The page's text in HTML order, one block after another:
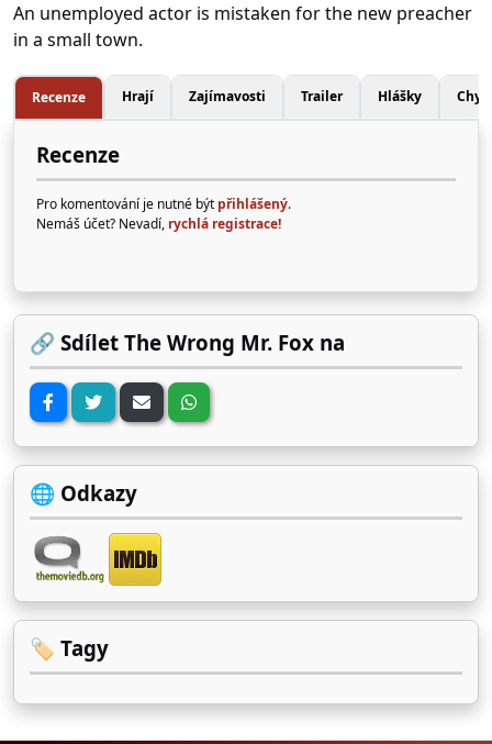
An unemployed actor is mistaken for the new preacher
in a small town.
Recenze Hrají Zajímavosti Trailer Hlášky
Recenze
Pro komentování je nutné být přihlášený.
Nemáš účet? Nevadí, rychlá registrace!
🔗 Sdílet The Wrong Mr. Fox na
🌐 Odkazy
🏷️ Tagy